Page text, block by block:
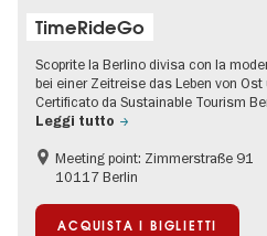
TimeRideGo
Scoprite la Berlino divisa con la
bei einer Zeitreise das Leben von
Certificato da Sustainable Tourism
Leggi tutto
Meeting point: Zimmerstraße 91
10117 Berlin
ACQUISTA I BIGLIETTI